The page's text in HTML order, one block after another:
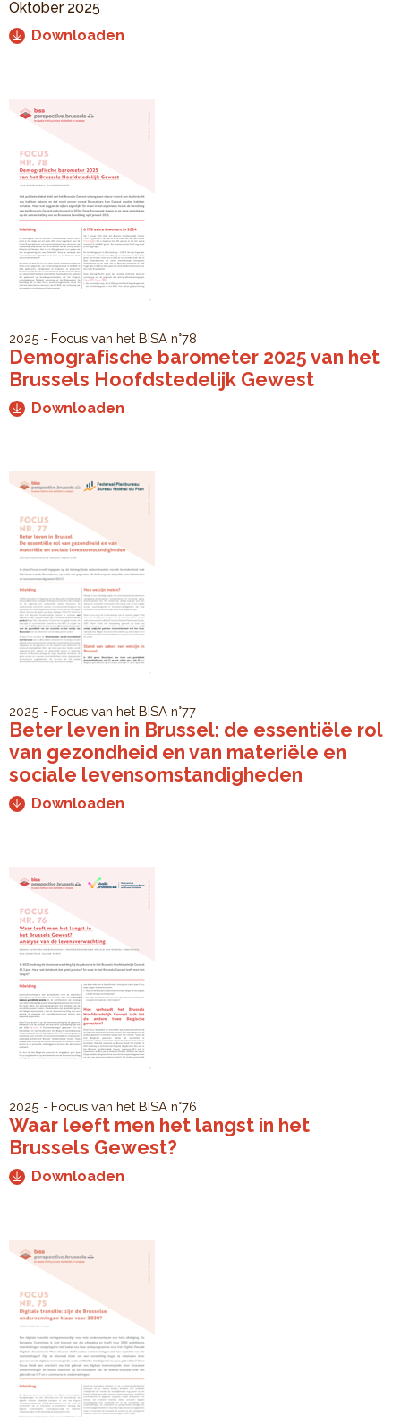
Oktober 2025
Downloaden
2025 Focus van het BISA n°78
Demografische barometer 2025 van het
Brussels Hoofdstedelijk Gewest
Downloaden
2025 Focus van het BISA n°77
Beter leven in Brussel: de essentiële rol
van gezondheid en van materiële en
sociale levensomstandigheden
Downloaden
2025 Focus van het BISA n°76
Waar leeft men het langst in het
Brussels Gewest?
Downloaden